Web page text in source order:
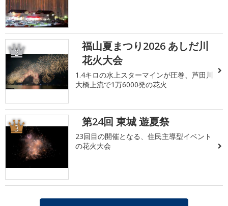
2
福山夏まつり2026 あしだ川
花火大会
1.4キロの水上スターマインが圧巻、芦田川
大橋上流で1万6000発の花火
3 第24回 東城 遊夏祭
23回目の開催となる、住民主導型イベント
の花火大会